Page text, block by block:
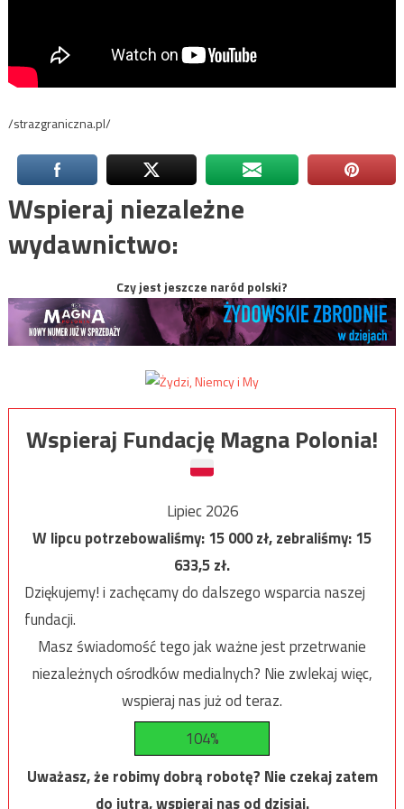
/strazgraniczna.pl/
Wspieraj niezależne
wydawnictwo:
Czy jest jeszcze naród polski?
Wspieraj Fundację Magna Polonia!
Lipiec 2026
W lipcu potrzebowaliśmy:15 000zł, zebraliśmy:15
633,5zł.
Dziękujemy! i zachęcamy do dalszego wsparcia naszej
fundacji.
Masz świadomość tego jak ważne jest przetrwanie
niezależnych ośrodków medialnych? Nie zwlekaj więc,
wspieraj nas już od teraz.
104%
Uważasz, że robimy dobrą robotę? Nie czekaj zatem
do jutra, wspieraj nas od dzisiaj.